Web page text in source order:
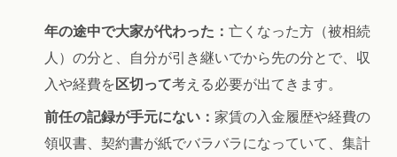
年の途中で大家が代わった： 亡くなった方（被相続
人）の分と、自分が引き継いでから先の分とで、収
入や経費を区切って考える必要が出てきます。
前任の記録が手元にない： 家賃の入金履歴や経費の
領収書、契約書が紙でバラバラになっていて、集計